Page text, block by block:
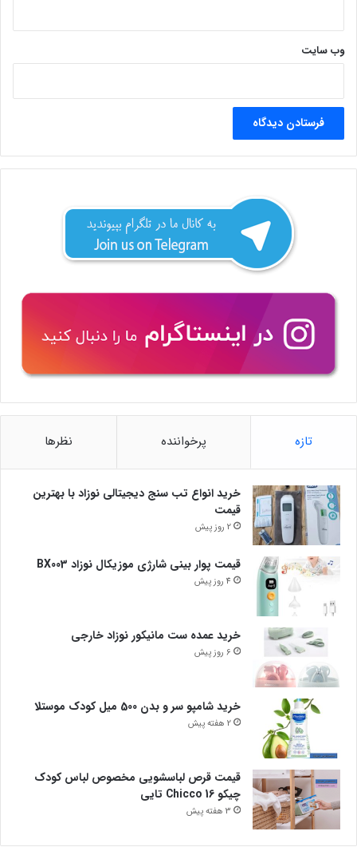
وب‌ سایت
تازه پرخواننده نظرها
خرید انواع تب سنج دیجیتالی نوزاد با بهترین
قیمت
2 روز پیش
قیمت پوار بینی شارژی موزیکال نوزاد BX003
4 روز پیش
خرید عمده ست مانیکور نوزاد خارجی
6 روز پیش
خرید شامپو سر و بدن 500 میل کودک موستلا
2 هفته پیش
قیمت قرص لباسشویی مخصوص لباس کودک
چیکو Chicco 16 تایی
3 هفته پیش